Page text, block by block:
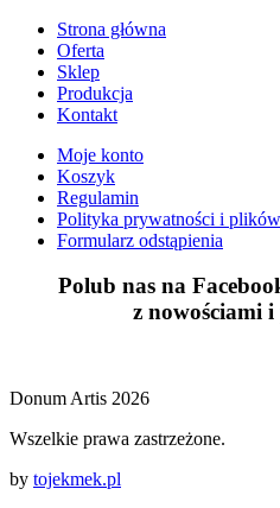
Strona główna
Oferta
Sklep
Produkcja
Kontakt
Moje konto
Koszyk
Regulamin
Polityka prywatności i
Formularz odstąpienia
Polub nas na
z nowościami i
Donum Artis 2026
Wszelkie prawa zastrzeżone.
by tojekmek.pl